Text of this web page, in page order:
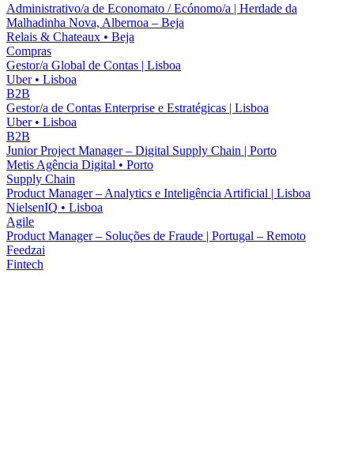
Administrativo/a de Economato / Ecónomo/a | Herdade da
Malhadinha Nova, Albernoa – Beja
Relais & Chateaux • Beja
Compras
Gestor/a Global de Contas | Lisboa
Uber • Lisboa
B2B
Gestor/a de Contas Enterprise e Estratégicas | Lisboa
Uber • Lisboa
B2B
Junior Project Manager – Digital Supply Chain | Porto
Metis Agência Digital • Porto
Supply Chain
Product Manager – Analytics e Inteligência Artificial | Lisboa
NielsenIQ • Lisboa
Agile
Product Manager – Soluções de Fraude | Portugal – Remoto
Feedzai
Fintech